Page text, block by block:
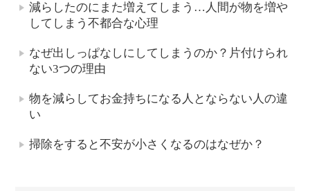
減らしたのにまた増えてしまう…人間が物を増や
してしまう不都合な心理
なぜ出しっぱなしにしてしまうのか？片付けられ
ない3つの理由
物を減らしてお金持ちになる人とならない人の違
い
掃除をすると不安が小さくなるのはなぜか？